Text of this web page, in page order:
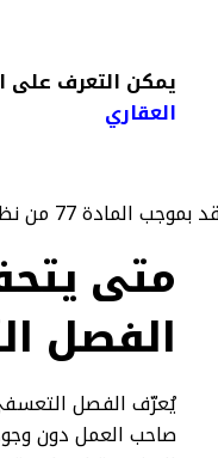
يمكن التعرف على
العقاري
متى
الفصل
يُعرّف الفصل
صاحب العمل دون